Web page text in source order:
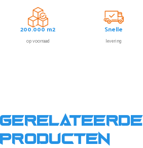
200.000 m2
op voorraad
Snelle
levering
Gerelateerde
producten